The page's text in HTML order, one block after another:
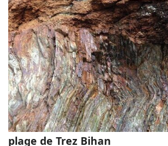
plage de Trez Bihan